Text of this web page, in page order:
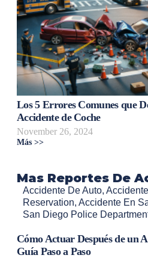
Los 5 Errores Comunes que
Accidente de Coche
November 26, 2024
Más >>
Mas Reportes De
Accidente De Auto,
Reservation, Accidente En
San Diego Police
Cómo Actuar Después de un
Guía Paso a Paso